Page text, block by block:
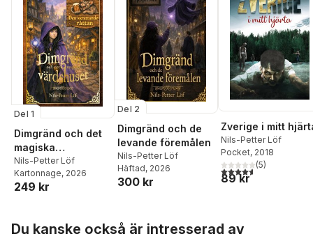
Del 1
Dimgränd och det
magiska
värdshuset
Nils-Petter Löf
Kartonnage, 2026
249 kr
Del 2
Dimgränd och de
levande föremålen
Nils-Petter Löf
Häftad, 2026
300 kr
Zverige i mitt
Nils-Petter Löf
Pocket, 2018
4,6utav 5 stjärnor.
(5)
89 kr
Du kanske också är intresserad av